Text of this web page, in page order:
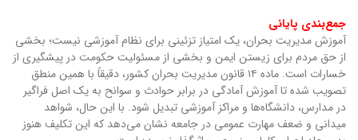
جمع‌بندی پایانی
آموزش مدیریت بحران، یک امتیاز تزئینی برای نظام آموزشی نیست؛ بخشی
از حق مردم برای زیستن ایمن و بخشی از مسئولیت حکومت در پیشگیری از
خسارات است. ماده ۱۴ قانون مدیریت بحران کشور، دقیقاً با همین منطق
تصویب شده تا آموزش آمادگی در برابر حوادث و سوانح به یک اصل فراگیر
در مدارس، دانشگاه‌ها و مراکز آموزشی تبدیل شود. با این حال، شواهد
میدانی و ضعف مهارت عمومی در جامعه نشان می‌دهد که این تکلیف هنوز